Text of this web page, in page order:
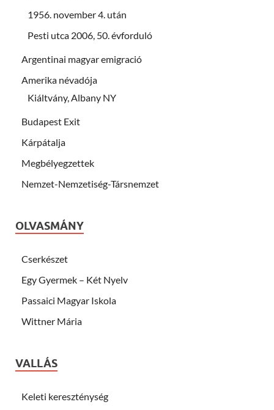
1956. november 4. után
Pesti utca 2006, 50. évforduló
Argentinai magyar emigració
Amerika névadója
Kiáltvány, Albany NY
Budapest Exit
Kárpátalja
Megbélyegzettek
Nemzet-Nemzetiség-Társnemzet
OLVASMÁNY
Cserkészet
Egy Gyermek – Két Nyelv
Passaici Magyar Iskola
Wittner Mária
VALLÁS
Keleti kereszténység